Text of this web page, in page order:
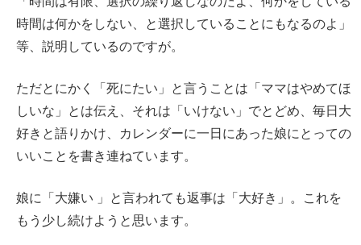
時間は何かをしない、と選択していることにもなるのよ」
等、説明しているのですが。
ただとにかく「死にたい」と言うことは「ママはやめてほ
しいな」とは伝え、それは「いけない」でとどめ、毎日大
好きと語りかけ、カレンダーに一日にあった娘にとっての
いいことを書き連ねています。
娘に「大嫌い 」と言われても返事は「大好き」。これを
もう少し続けようと思います。